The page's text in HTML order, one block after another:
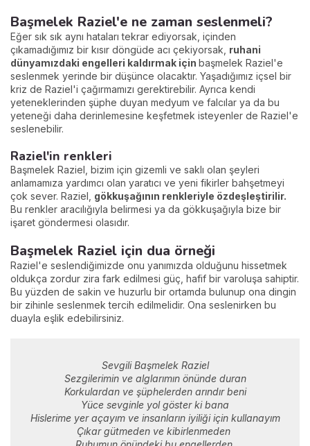
Başmelek Raziel'e ne zaman seslenmeli?
Eğer sık sık aynı hataları tekrar ediyorsak, içinden
çıkamadığımız bir kısır döngüde acı çekiyorsak, ruhani
dünyamızdaki engelleri kaldırmak için başmelek Raziel'e
seslenmek yerinde bir düşünce olacaktır. Yaşadığımız içsel bir
kriz de Raziel'i çağırmamızı gerektirebilir. Ayrıca kendi
yeteneklerinden şüphe duyan medyum ve falcılar ya da bu
yeteneği daha derinlemesine keşfetmek isteyenler de Raziel'e
seslenebilir.
Raziel'in renkleri
Başmelek Raziel, bizim için gizemli ve saklı olan şeyleri
anlamamıza yardımcı olan yaratıcı ve yeni fikirler bahşetmeyi
çok sever. Raziel, gökkuşağının renkleriyle özdeşleştirilir.
Bu renkler aracılığıyla belirmesi ya da gökkuşağıyla bize bir
işaret göndermesi olasıdır.
Başmelek Raziel için dua örneği
Raziel'e seslendiğimizde onu yanımızda olduğunu hissetmek
oldukça zordur zira fark edilmesi güç, hafif bir varoluşa sahiptir.
Bu yüzden de sakin ve huzurlu bir ortamda bulunup ona dingin
bir zihinle seslenmek tercih edilmelidir. Ona seslenirken bu
duayla eşlik edebilirsiniz.
Sevgili Başmelek Raziel
Sezgilerimin ve alglarımın önünde duran
Korkulardan ve şüphelerden arındır beni
Yüce sevginle yol göster ki bana
Hislerime yer açayım ve insanların iyiliği için kullanayım
Çıkar gütmeden ve kibirlenmeden